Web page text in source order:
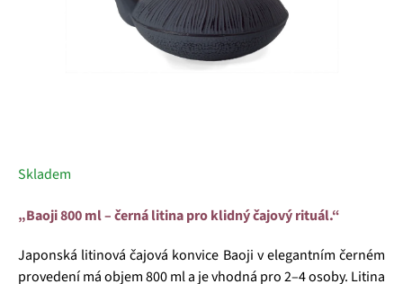
Skladem
„Baoji 800 ml – černá litina pro klidný čajový rituál.“
Japonská litinová čajová konvice Baoji v elegantním černém
provedení má objem 800 ml a je vhodná pro 2–4 osoby. Litina